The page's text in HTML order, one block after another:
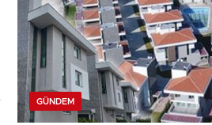
GÜNDEM